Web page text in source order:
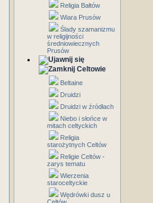
Religia Bałtów
Wiara Prusów
Ślady szamanizmu
w religijności
średniowiecznych
Prusów
Celtowie
Beltaine
Druidzi
Druidzi w źródłach
Niebo i słońce w
mitach celtyckich
Religia
starożytnych Celtów
Religie Celtów -
zarys tematu
Wierzenia
staroceltyckie
Wędrówki dusz u